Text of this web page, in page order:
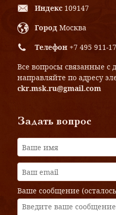
Индекс 109147
Город Москва
Телефон +7 495 911-
Все вопросы связанные
направляйте по адресу
ckr.msk.ru@gmail.com
Задать вопрос
Ваше сообщение (осталось